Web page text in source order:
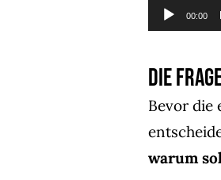
00:00
Die
Bevor die
warum